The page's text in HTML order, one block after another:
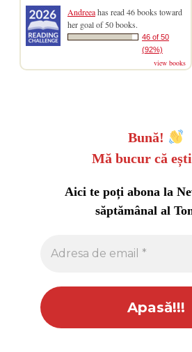
Andreeahas read 46 books toward
her goal of 50 books.
46 of 50
(92%)
view books
Bună!
Mă bucur că
Aici te poți abona la
săptămânal al